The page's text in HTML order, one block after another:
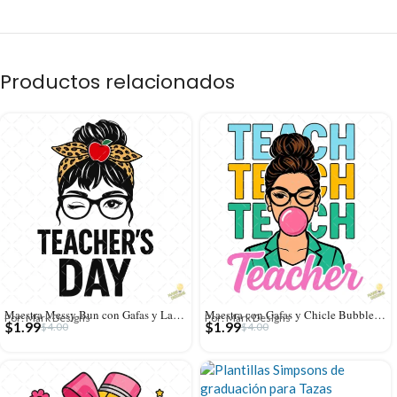
Productos relacionados
Maestra Messy Bun con Gafas y Lazo Leopardo – Diseño Vectorial y PNG 4K
Por: Mark Designs
$4.00
$1.99
Maestra con Gafas y Chicle Bubblegum – Diseño Vectorial y PNG 4K
Por: Mark Designs
$4.00
$1.99